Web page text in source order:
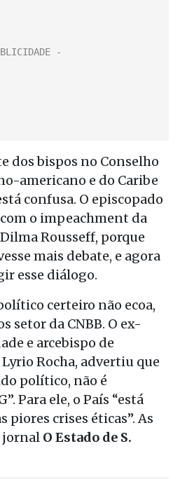
dos bispos no Conselho
americano e do Caribe
confusa. O episcopado
o impeachment da
Rousseff, porque
mais debate, e agora
esse diálogo.
certeiro não ecoa,
setor da CNBB. O ex-
e arcebispo de
Rocha, advertiu que
político, não é
Para ele, o País “está
piores crises éticas”. As
jornal O Estado de S.